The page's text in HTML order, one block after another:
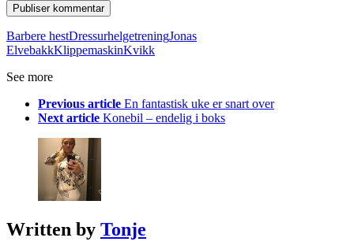
Barbere hestDressurhelgetreningJonas
ElvebakkKlippemaskinKvikk
See more
Previous article En fantastisk uke er snart over
Next article Konebil – endelig i boks
Written by Tonje